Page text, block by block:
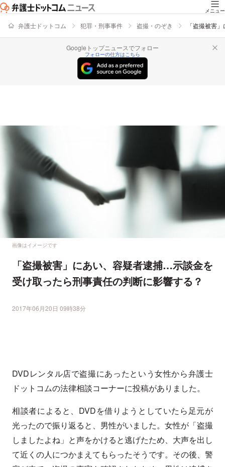
メニュー
弁護士ドットコム 犯罪・刑事事件 盗撮・のぞき 「盗撮被害
Googleトップニュースでフォロー
フォローの仕方はこちら
画像はイメージです
「盗撮被害」にあい、容疑者逮捕…示談金を
受け取ったら刑事責任の判断に影響する？
2017年06月20日 09時38分
DVDレンタル店で盗撮にあったという女性から弁護士
ドットコムの法律相談コーナーに投稿がありました。
相談者によると、DVDを借りようとしていたら足元が
光ったので振り返ると、男性がいました。女性が「盗撮
しましたよね」と声をかけると逃げたため、大声を出し
て近くの人につかまえてもらったそうです。その後、警